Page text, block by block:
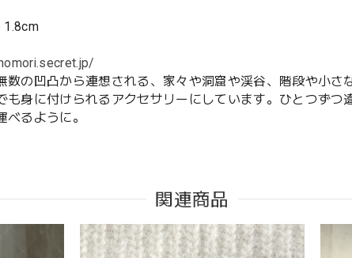
1.8cm
の凹凸から連想される、家々や洞窟や渓谷、階段や小さ
も身に付けられるアクセサリーにしています。ひとつずつ
るように。
関連商品